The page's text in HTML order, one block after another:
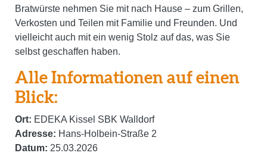
Bratwürste nehmen Sie mit nach Hause – zum Grillen,
Verkosten und Teilen mit Familie und Freunden. Und
vielleicht auch mit ein wenig Stolz auf das, was Sie
selbst geschaffen haben.
Alle Informationen auf einen
Blick:
Ort: EDEKA Kissel SBK Walldorf
Adresse: Hans-Holbein-Straße 2
Datum: 25.03.2026